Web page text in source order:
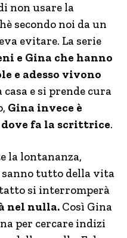
non usare la
secondo noi da un
evitare. La serie
e Gina che hanno
e adesso vivono
casa e si prende cura
Gina invece è
dove fa la scrittrice.
la lontananza,
tutto della vita
si interromperà
nel nulla. Così Gina
per cercare indizi